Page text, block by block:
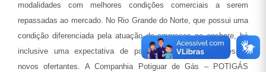
modalidades com melhores condições comerciais a serem
repassadas ao mercado. No Rio Grande do Norte, que possui uma
condição diferenciada pela atuação de empresas no onshore, há
inclusive uma expectativa de participação importante desses
novos ofertantes. A Companhia Potiguar de Gás – POTIGÁS